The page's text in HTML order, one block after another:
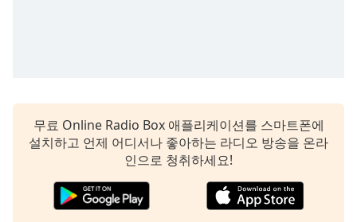
selected
무료 Online Radio Box 애플리케이션를 스마트폰에
설치하고 언제 어디서나 좋아하는 라디오 방송을 온라
인으로 청취하세요!